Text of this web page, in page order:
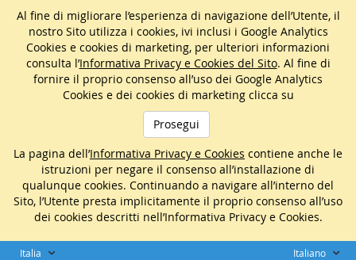
Al fine di migliorare l’esperienza di navigazione dell’Utente, il
nostro Sito utilizza i cookies, ivi inclusi i Google Analytics
Cookies e cookies di marketing, per ulteriori informazioni
consulta l’Informativa Privacy e Cookies del Sito. Al fine di
fornire il proprio consenso all’uso dei Google Analytics
Cookies e dei cookies di marketing clicca su
Prosegui
La pagina dell’Informativa Privacy e Cookies contiene anche le
istruzioni per negare il consenso all’installazione di
qualunque cookies. Continuando a navigare all’interno del
Sito, l’Utente presta implicitamente il proprio consenso all’uso
dei cookies descritti nell’Informativa Privacy e Cookies.
Italia Italiano